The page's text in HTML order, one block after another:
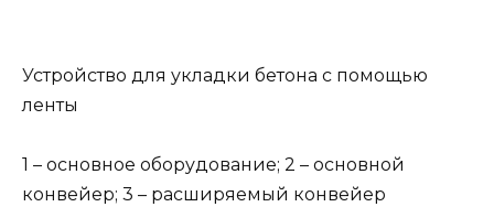
Устройство для укладки бетона с помощью
ленты
1 – основное оборудование; 2 – основной
конвейер; 3 – расширяемый конвейер